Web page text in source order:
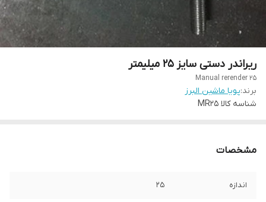
ریراندر دستی سایز 25 میلیمتر
Manual rerender 25
برند:پویا ماشین البرز
شناسه کالا MR25
مشخصات
اندازه 25